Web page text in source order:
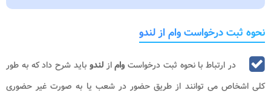
نحوه ثبت درخواست وام از لندو
در ارتباط با نحوه ثبت درخواست وامازلندوباید شرح داد که به طور
کلی اشخاص می توانند از طریق حضور در شعب یا به صورت غیر حضوری